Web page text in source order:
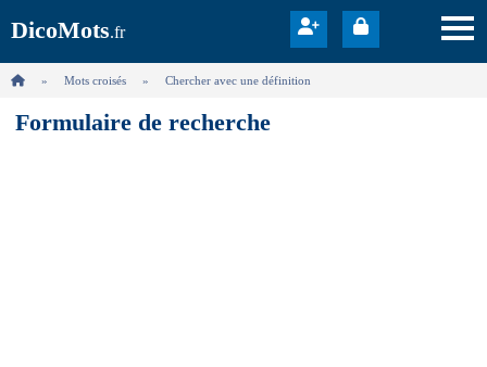
DicoMots.fr
Mots croisés Chercher avec une définition
Formulaire de recherche